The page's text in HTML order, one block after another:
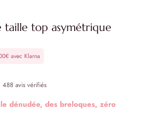
taille top asymétrique
€avec Klarna
488 avis vérifiés
dénudée, des breloques, zéro